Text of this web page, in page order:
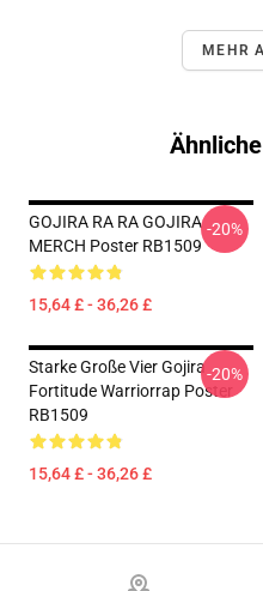
MEHR
GOJIRA RA RA GOJIRA
MERCH Poster RB1509
15,64 £ - 36,26 £
-20%
Starke Große Vier Gojira
Fortitude Warriorrap Poster
RB1509
15,64 £ - 36,26 £
-20%